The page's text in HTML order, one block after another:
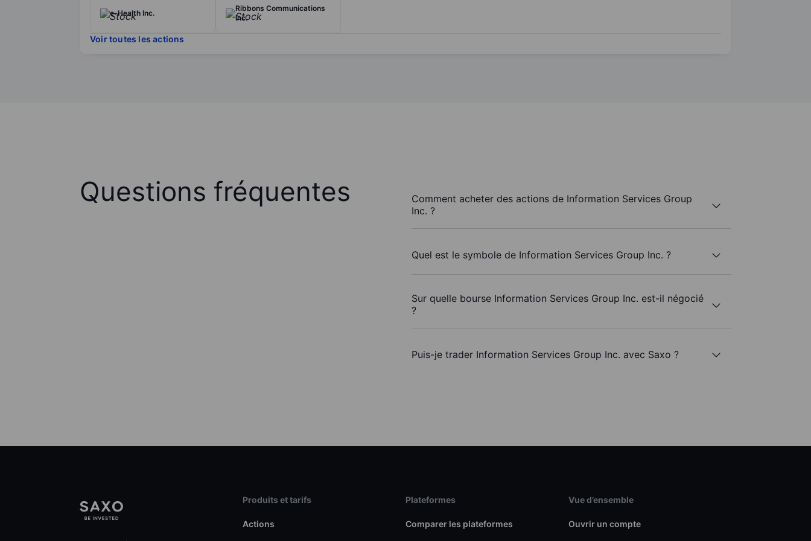
e-Health Inc.
Ribbons Communications
Inc.
Voir toutes les actions
Questions fréquentes
Comment acheter des actions de Information Services Group
Inc. ?
Quel est le symbole de Information Services Group Inc. ?
Sur quelle bourse Information Services Group Inc. est-il négocié
?
Puis-je trader Information Services Group Inc. avec Saxo ?
Produits et tarifs
Actions
Plateformes
Comparer les plateformes
Vue d’ensemble
Ouvrir un compte